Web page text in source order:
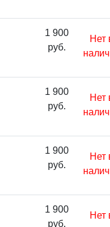
1 900
руб.
Нет
1 900
руб.
Нет
1 900
руб.
Нет
1 900
руб.
Нет